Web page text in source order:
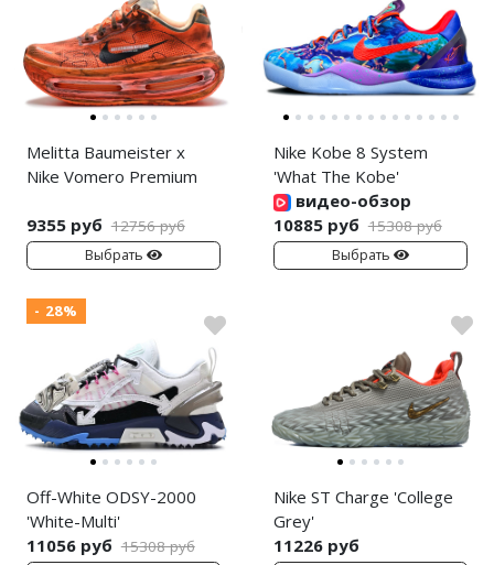
Melitta Baumeister x
Nike Vomero Premium
9355 руб 12756 руб
Выбрать
Nike Kobe 8 System
'What The Kobe'
видео-обзор
10885 руб 15308 руб
Выбрать
- 28%
Off-White ODSY-2000
'White-Multi'
11056 руб 15308 руб
Nike ST Charge 'College
Grey'
11226 руб